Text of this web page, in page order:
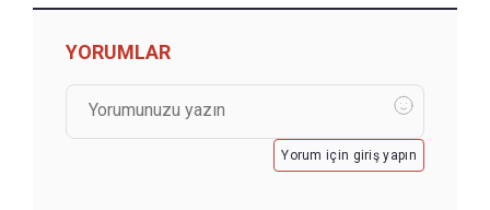
YORUMLAR
Yorum için giriş yapın